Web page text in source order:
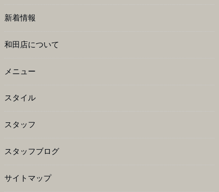
新着情報
和田店について
メニュー
スタイル
スタッフ
スタッフブログ
サイトマップ